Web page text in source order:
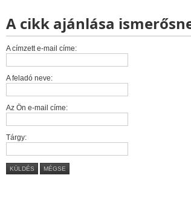
A cikk ajánlása
A címzett e-mail címe:
A feladó neve:
Az Ön e-mail címe:
Tárgy:
KÜLDÉS MÉGSE